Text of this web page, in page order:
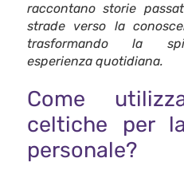
raccontano storie
strade verso la
trasformando la
esperienza quotidiana.
Come
celtiche per
personale?